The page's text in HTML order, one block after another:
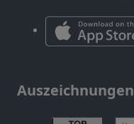
Auszeichnungen